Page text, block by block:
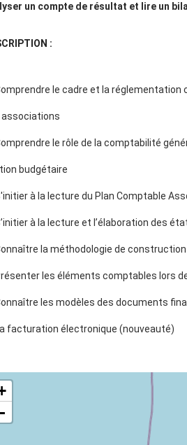
un compte de résultat et lire un
:
le cadre et la réglementation
associations
le rôle de la comptabilité
budgétaire
à la lecture du Plan Comptable
à la lecture et l’élaboration des
la méthodologie de
les éléments comptables lors de
les modèles des documents
facturation électronique (nouveauté)
-